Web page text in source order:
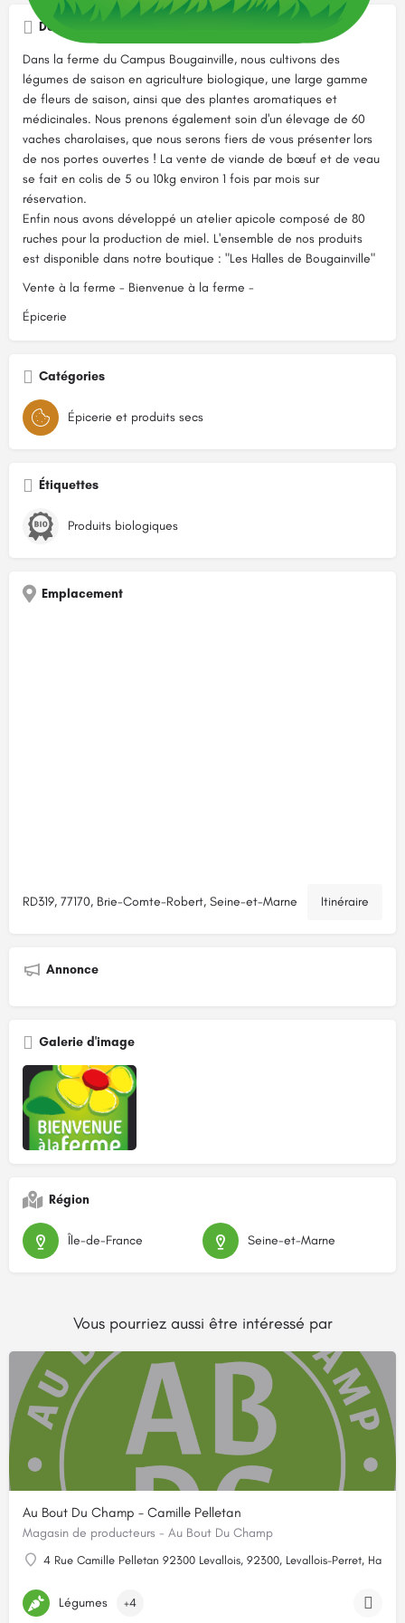
Description
Dans la ferme du Campus Bougainville, nous cultivons des
légumes de saison en agriculture biologique, une large gamme
de fleurs de saison, ainsi que des plantes aromatiques et
médicinales. Nous prenons également soin d'un élevage de 60
vaches charolaises, que nous serons fiers de vous présenter lors
de nos portes ouvertes ! La vente de viande de bœuf et de veau
se fait en colis de 5 ou 10kg environ 1 fois par mois sur
réservation.
Enfin nous avons développé un atelier apicole composé de 80
ruches pour la production de miel. L'ensemble de nos produits
est disponible dans notre boutique : "Les Halles de Bougainville"
Vente à la ferme - Bienvenue à la ferme -
Épicerie
Catégories
Épicerie et produits secs
Étiquettes
Produits biologiques
Emplacement
RD319, 77170, Brie-Comte-Robert, Seine-et-Marne Itinéraire
Annonce
Galerie d'image
Région
Île-de-France Seine-et-Marne
Vous pourriez aussi être intéressé par
Au Bout Du Champ - Camille Pelletan
Magasin de producteurs - Au Bout Du Champ
4 Rue Camille Pelletan 92300 Levallois, 92300, Levallois-Perret, Hauts-
Légumes +4